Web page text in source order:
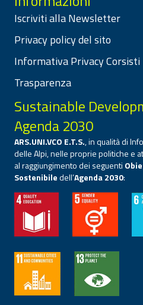
Iscriviti alla Newsletter
Privacy policy del sito
Informativa Privacy Corsisti
Trasparenza
Sustainable
Agenda 2030
ARS.UNI.VCO E.T.S., in qualità di
delle Alpi, nelle proprie politiche e
al raggiungimento dei seguenti
Sostenibiledell’Agenda 2030: